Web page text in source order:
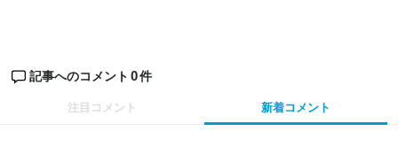
記事へのコメント 0件
注目コメント 新着コメント